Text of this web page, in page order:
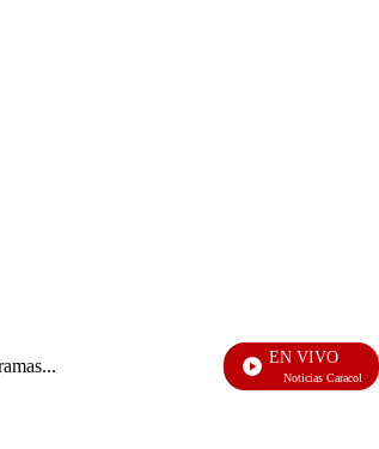
Entrada
de
EN VIVO
Noticias Caracol